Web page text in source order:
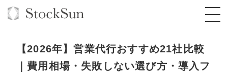
【2026年】営業代行おすすめ21社比較
｜費用相場・失敗しない選び方・導入フ